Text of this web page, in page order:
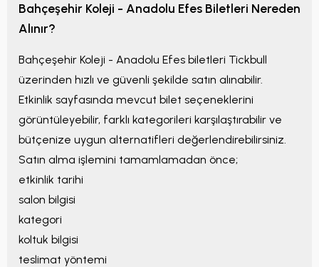
Bahçeşehir Koleji - Anadolu Efes Biletleri Nereden
Alınır?
Bahçeşehir Koleji - Anadolu Efes biletleri Tickbull
üzerinden hızlı ve güvenli şekilde satın alınabilir.
Etkinlik sayfasında mevcut bilet seçeneklerini
görüntüleyebilir, farklı kategorileri karşılaştırabilir ve
bütçenize uygun alternatifleri değerlendirebilirsiniz.
Satın alma işlemini tamamlamadan önce;
etkinlik tarihi
salon bilgisi
kategori
koltuk bilgisi
teslimat yöntemi